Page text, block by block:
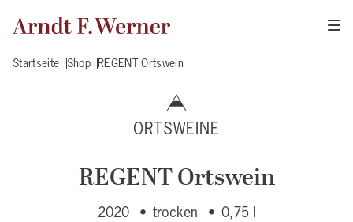
Startseite Shop REGENT Ortswein
ORTSWEINE
REGENT Ortswein
2020 • trocken • 0,75 l